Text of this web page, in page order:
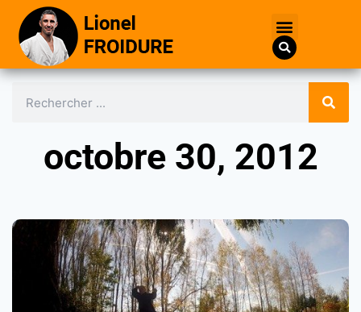
octobre 30, 2012